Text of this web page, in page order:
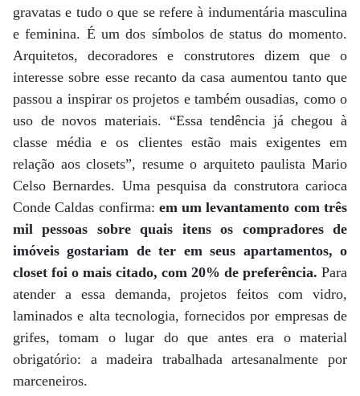
gravatas e tudo o que se refere à indumentária masculina
e feminina. É um dos símbolos de status do momento.
Arquitetos, decoradores e construtores dizem que o
interesse sobre esse recanto da casa aumentou tanto que
passou a inspirar os projetos e também ousadias, como o
uso de novos materiais. “Essa tendência já chegou à
classe média e os clientes estão mais exigentes em
relação aos closets”, resume o arquiteto paulista Mario
Celso Bernardes. Uma pesquisa da construtora carioca
Conde Caldas confirma: em um levantamento com três
mil pessoas sobre quais itens os compradores de
imóveis gostariam de ter em seus apartamentos, o
closet foi o mais citado, com 20% de preferência. Para
atender a essa demanda, projetos feitos com vidro,
laminados e alta tecnologia, fornecidos por empresas de
grifes, tomam o lugar do que antes era o material
obrigatório: a madeira trabalhada artesanalmente por
marceneiros.